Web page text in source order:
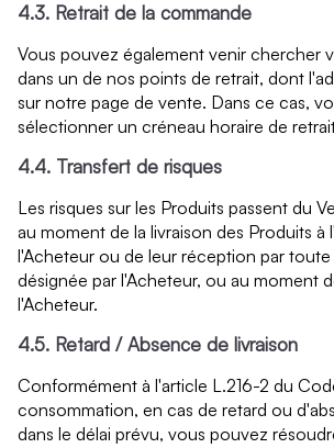
4.3. Retrait de la commande
Vous pouvez également venir chercher
dans un de nos points de retrait, dont
sur notre page de vente. Dans ce cas,
sélectionner un créneau horaire de
4.4. Transfert de risques
Les risques sur les Produits passent du
au moment de la livraison des Produits à
l'Acheteur ou de leur réception par
désignée par l'Acheteur, ou au moment
l'Acheteur.
4.5. Retard / Absence de livraison
Conformément à l'article L.216-2 du
consommation, en cas de retard ou
dans le délai prévu, vous pouvez